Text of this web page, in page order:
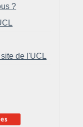
?
de l'UCL